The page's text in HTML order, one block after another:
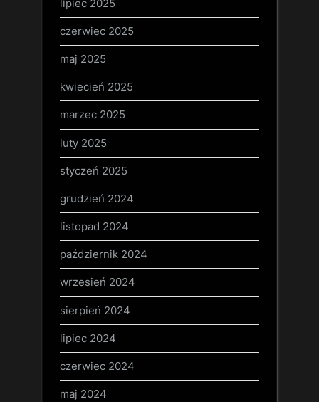
lipiec 2025
czerwiec 2025
maj 2025
kwiecień 2025
marzec 2025
luty 2025
styczeń 2025
grudzień 2024
listopad 2024
październik 2024
wrzesień 2024
sierpień 2024
lipiec 2024
czerwiec 2024
maj 2024